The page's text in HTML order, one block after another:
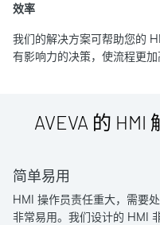
效率
我们的解决方案可帮助您的
有影响力的决策，使流程更加
AVEVA 的
简单易用
HMI 操作员责任重大，需要
非常易用。我们设计的 HMI